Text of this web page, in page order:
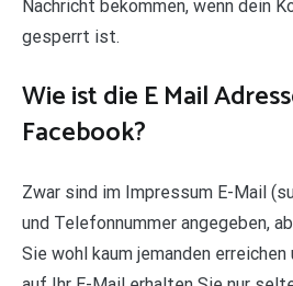
Nachricht bekommen, wenn dein
gesperrt ist.
Wie ist die E Mail
Facebook?
Zwar sind im Impressum E-Mail
und Telefonnummer angegeben,
Sie wohl kaum jemanden